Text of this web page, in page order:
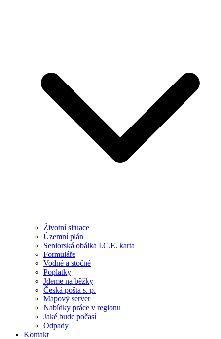
Životní situace
Územní plán
Seniorská obálka I.C.E. karta
Formuláře
Vodné a stočné
Poplatky
Jdeme na běžky
Česká pošta s. p.
Mapový server
Nabídky práce v regionu
Jaké bude počasí
Odpady
Kontakt